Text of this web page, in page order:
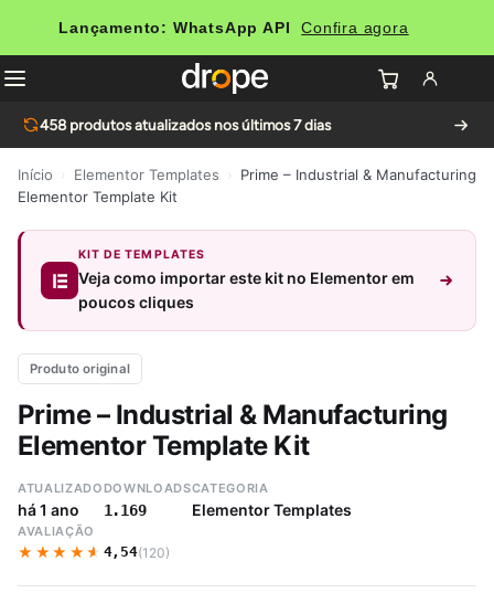
Lançamento: WhatsApp API Confira agora
458 produtos atualizados nos últimos 7 dias
Início Elementor Templates
Prime – Industrial & Manufacturing
Elementor Template Kit
KIT DE TEMPLATES
Veja como importar este kit no Elementor em
poucos cliques
Produto original
Prime – Industrial & Manufacturing
Elementor Template Kit
ATUALIZADO
há 1 ano
DOWNLOADS
1.169
CATEGORIA
Elementor Templates
AVALIAÇÃO
★★★★★
★★★★★ 4,54(120)